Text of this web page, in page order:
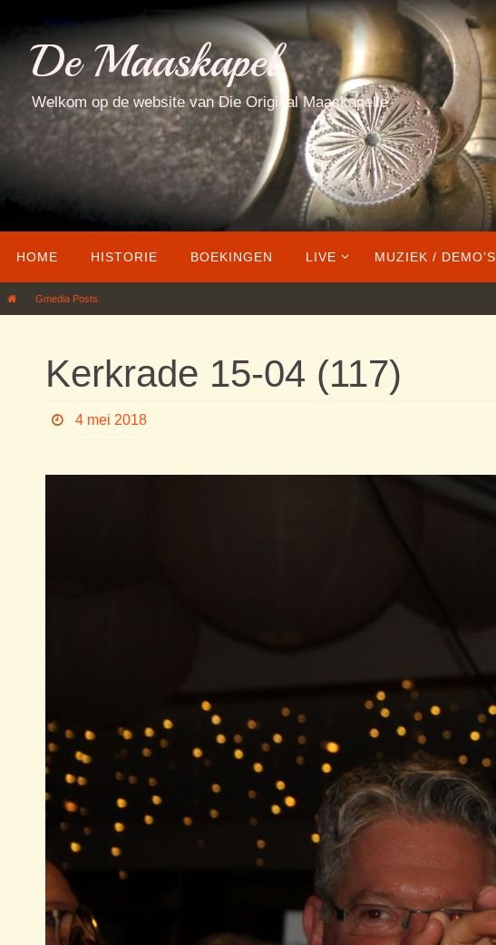
inhoudDe Maaskapel
Welkom op de website van Die Original Maaskapelle
naar
de
HOME HISTORIE BOEKINGEN LIVE MUZIEK / DEMO’S
HomeGmedia Posts
Kerkrade 15-04 (117)
4 mei 2018